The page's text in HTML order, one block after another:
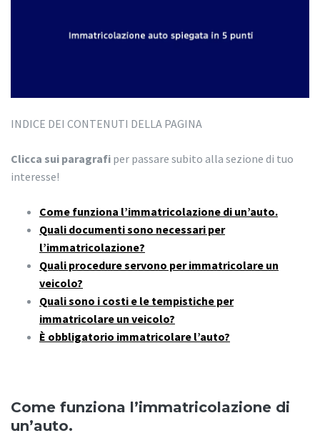
INDICE DEI CONTENUTI DELLA PAGINA
Clicca sui paragrafi per passare subito alla sezione di tuo
interesse!
Come funziona l’immatricolazione di un’auto.
Quali documenti sono necessari per
l’immatricolazione?
Quali procedure servono per immatricolare un
veicolo?
Quali sono i costi e le tempistiche per
immatricolare un veicolo?
È obbligatorio immatricolare l’auto?
Come funziona l’immatricolazione di
un’auto.